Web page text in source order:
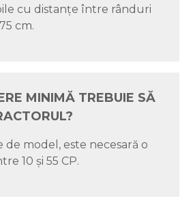
cu distanțe între rânduri
cm.
MINIMĂ TREBUIE SĂ
de model, este necesară o
10 și 55 CP.